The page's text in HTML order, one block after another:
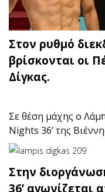
Στον ρυθμό
βρίσκονται οι
Δίγκας.
Σε θέση μάχης ο
Nights 36’ της
Στην
36’ αγωνίζεται